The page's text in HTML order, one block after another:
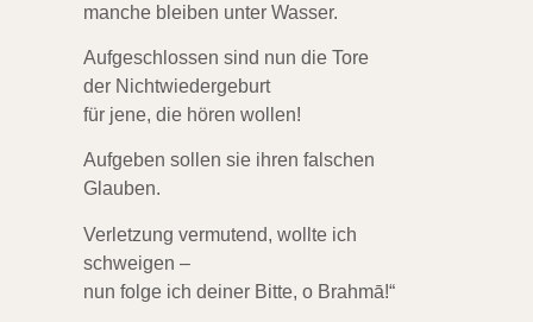
manche bleiben unter Wasser.
Aufgeschlossen sind nun die Tore
der Nichtwiedergeburt
für jene, die hören wollen!
Aufgeben sollen sie ihren falschen
Glauben.
Verletzung vermutend, wollte ich
schweigen –
nun folge ich deiner Bitte, o Brahmā!“